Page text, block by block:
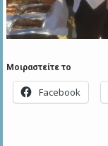
Μοιραστείτε το
Facebook